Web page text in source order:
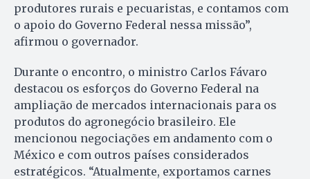
produtores rurais e pecuaristas, e contamos com
o apoio do Governo Federal nessa missão”,
afirmou o governador.
Durante o encontro, o ministro Carlos Fávaro
destacou os esforços do Governo Federal na
ampliação de mercados internacionais para os
produtos do agronegócio brasileiro. Ele
mencionou negociações em andamento com o
México e com outros países considerados
estratégicos. “Atualmente, exportamos carnes